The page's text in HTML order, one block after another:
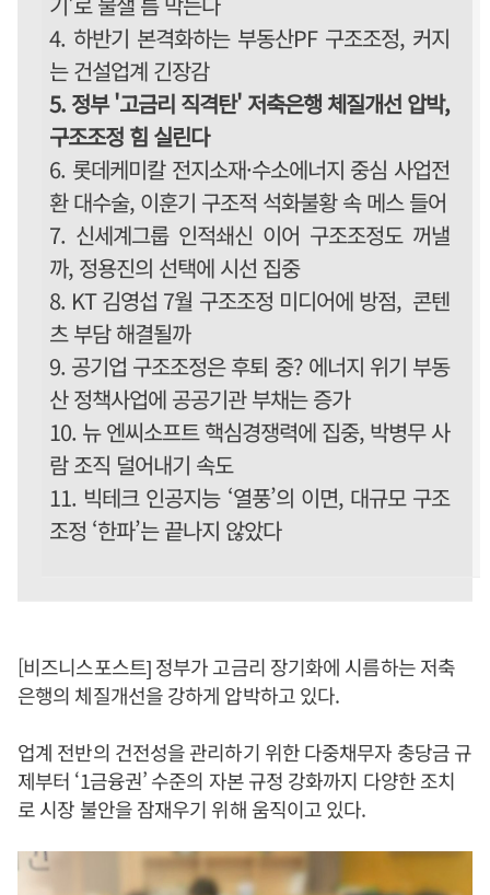
4. 하반기 본격화하는 부동산PF 구조조정, 커지
는 건설업계 긴장감
5. 정부 '고금리 직격탄' 저축은행 체질개선 압박,
구조조정 힘 실린다
6. 롯데케미칼 전지소재·수소에너지 중심 사업전
환 대수술, 이훈기 구조적 석화불황 속 메스 들어
7. 신세계그룹 인적쇄신 이어 구조조정도 꺼낼
까, 정용진의 선택에 시선 집중
8. KT 김영섭 7월 구조조정 미디어에 방점, 콘텐
츠 부담 해결될까
9. 공기업 구조조정은 후퇴 중? 에너지 위기 부동
산 정책사업에 공공기관 부채는 증가
10. 뉴 엔씨소프트 핵심경쟁력에 집중, 박병무 사
람 조직 덜어내기 속도
11. 빅테크 인공지능 ‘열풍’의 이면, 대규모 구조
조정 ‘한파’는 끝나지 않았다
[비즈니스포스트] 정부가 고금리 장기화에 시름하는 저축
은행의 체질개선을 강하게 압박하고 있다.
업계 전반의 건전성을 관리하기 위한 다중채무자 충당금 규
제부터 ‘1금융권’ 수준의 자본 규정 강화까지 다양한 조치
로 시장 불안을 잠재우기 위해 움직이고 있다.